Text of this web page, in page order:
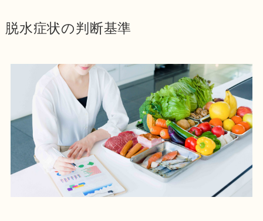
脱水症状の判断基準